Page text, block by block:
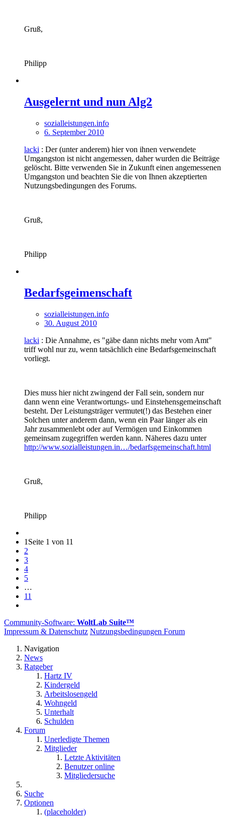
Gruß,
Philipp
Ausgelernt und nun Alg2
sozialleistungen.info
6. September 2010
lacki : Der (unter anderem) hier von ihnen verwendete
Umgangston ist nicht angemessen, daher wurden die Beiträge
gelöscht. Bitte verwenden Sie in Zukunft einen angemessenen
Umgangston und beachten Sie die von Ihnen akzeptierten
Nutzungsbedingungen des Forums.
Gruß,
Philipp
Bedarfsgeimenschaft
sozialleistungen.info
30. August 2010
lacki : Die Annahme, es "gäbe dann nichts mehr vom Amt"
triff wohl nur zu, wenn tatsächlich eine Bedarfsgemeinschaft
vorliegt.
Dies muss hier nicht zwingend der Fall sein, sondern nur
dann wenn eine Verantwortungs- und Einstehensgemeinschaft
besteht. Der Leistungsträger vermutet(!) das Bestehen einer
Solchen unter anderem dann, wenn ein Paar länger als ein
Jahr zusammenlebt oder auf Vermögen und Einkommen
gemeinsam zugegriffen werden kann. Näheres dazu unter
http://www.sozialleistungen.in…/bedarfsgemeinschaft.html
Gruß,
Philipp
1 Seite 1 von 11
2
3
4
5
…
11
Community-Software: WoltLab Suite™
Impressum & Datenschutz Nutzungsbedingungen Forum
Navigation
News
Ratgeber
Hartz IV
Kindergeld
Arbeitslosengeld
Wohngeld
Unterhalt
Schulden
Forum
Unerledigte Themen
Mitglieder
Letzte Aktivitäten
Benutzer online
Mitgliedersuche
Suche
Optionen
(placeholder)